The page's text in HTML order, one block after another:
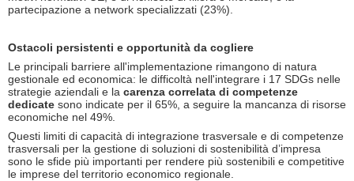
partecipazione a network specializzati (23%).
Ostacoli persistenti e opportunità da cogliere
Le principali barriere all'implementazione rimangono di natura
gestionale ed economica: le difficoltà nell'integrare i 17 SDGs nelle
strategie aziendali e la carenza correlata di competenze
dedicate sono indicate per il 65%, a seguire la mancanza di risorse
economiche nel 49%.
Questi limiti di capacità di integrazione trasversale e di competenze
trasversali per la gestione di soluzioni di sostenibilità d’impresa
sono le sfide più importanti per rendere più sostenibili e competitive
le imprese del territorio economico regionale.